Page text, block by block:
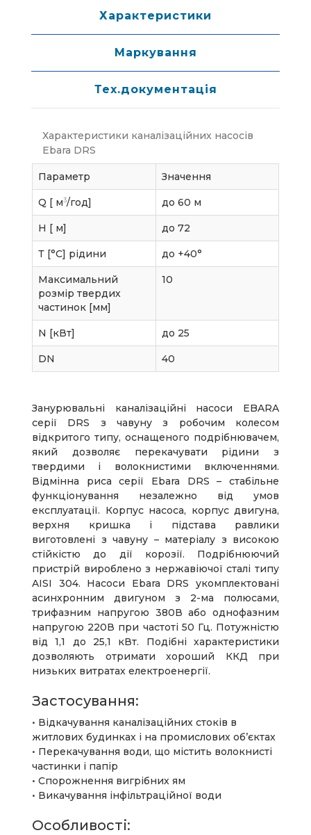
Характеристики
Маркування
Тех.документація
Характеристики каналізаційних насосів
Ebara DRS
Параметр Значення
Q [ м3/год] до 60 м
H [ м] до 72
Т [°C] рідини до +40°
Максимальний
розмір твердих
частинок [мм]
10
N [кВт] до 25
DN 40
Занурювальні каналізаційні насоси EBARA
серії DRS з чавуну з робочим колесом
відкритого типу, оснащеного подрібнювачем,
який дозволяє перекачувати рідини з
твердими і волокнистими включеннями.
Відмінна риса серії Ebara DRS – стабільне
функціонування незалежно від умов
експлуатації. Корпус насоса, корпус двигуна,
верхня кришка і підстава равлики
виготовлені з чавуну – матеріалу з високою
стійкістю до дії корозії. Подрібнюючий
пристрій вироблено з нержавіючої сталі типу
AISI 304. Насоси Ebara DRS укомплектовані
асинхронним двигуном з 2-ма полюсами,
трифазним напругою 380В або однофазним
напругою 220В при частоті 50 Гц. Потужністю
від 1,1 до 25,1 кВт. Подібні характеристики
дозволяють отримати хороший ККД при
низьких витратах електроенергії.
Застосування:
• Відкачування каналізаційних стоків в
житлових будинках і на промислових об’єктах
• Перекачування води, що містить волокнисті
частинки і папір
• Спорожнення вигрібних ям
• Викачування інфільтраційної води
Особливості: